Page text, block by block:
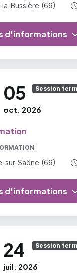
Bussière (69)
d'informations
05
oct. 2026
sur-Saône (69)
Session
d'informations
24
juil. 2026
Session